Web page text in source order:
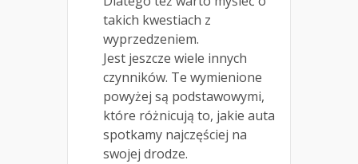
takich kwestiach z
wyprzedzeniem.
Jest jeszcze wiele innych
czynników. Te wymienione
powyżej są podstawowymi,
które różnicują to, jakie auta
spotkamy najczęściej na
swojej drodze.